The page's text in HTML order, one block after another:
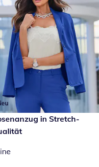
Preis: 69,99 €
€
in Stretch-